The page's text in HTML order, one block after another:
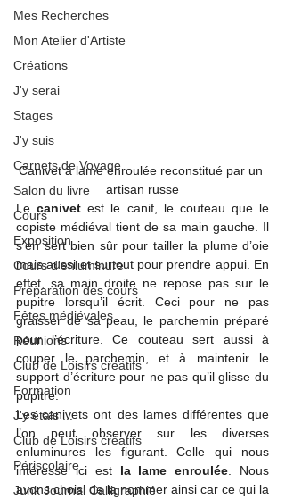
Mes Recherches
Mon Atelier d'Artiste
Créations
J'y serai
Stages
J'y suis
Carnets de Voyage
Salon du livre
Cours
Exposition
Cours d'enluminure
Préparation des cours
Fêtes médiévales
Réunions
Club de Loisirs créatifs
Formation
J'y étais ...
Club de Loisirs créatifs
Périscolaire
Junk Journal Calligraphié
Canivet à lame enroulée reconstitué par un
artisan russe
Le canivet est le canif, le couteau que le
copiste médiéval tient de sa main gauche. Il
s’en sert bien sûr pour tailler la plume d’oie
mais aussi et surtout pour prendre appui. En
effet, sa main droite ne repose pas sur le
pupitre lorsqu’il écrit. Ceci pour ne pas
graisser de sa peau, le parchemin préparé
pour l’écriture. Ce couteau sert aussi à
couper le parchemin, et à maintenir le
support d’écriture pour ne pas qu’il glisse du
pupitre.
Les canivets ont des lames différentes que
l’on peut observer sur les diverses
enluminures les figurant. Celle qui nous
intéresse ici est la lame enroulée . Nous
avons choisi de la nommer ainsi car ce qui la